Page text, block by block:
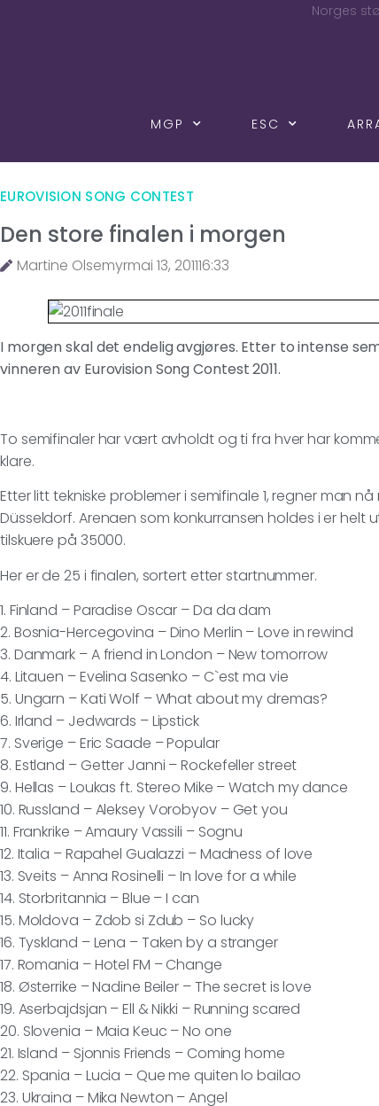
Norges
MGP ESC
EUROVISION SONG CONTEST
Den store finalen i morgen
Martine Olsemyrmai 13, 201116:33
I morgen skal det endelig avgjøres. Etter to intense
vinneren av Eurovision Song Contest 2011.
To semifinaler har vært avholdt og ti fra hver har
klare.
Etter litt tekniske problemer i semifinale 1, regner man
Düsseldorf. Arenaen som konkurransen holdes i er
tilskuere på 35000.
Her er de 25 i finalen, sortert etter startnummer.
1. Finland – Paradise Oscar – Da da dam
2. Bosnia-Hercegovina – Dino Merlin – Love in rewind
3. Danmark – A friend in London – New tomorrow
4. Litauen – Evelina Sasenko – C`est ma vie
5. Ungarn – Kati Wolf – What about my dremas?
6. Irland – Jedwards – Lipstick
7. Sverige – Eric Saade – Popular
8. Estland – Getter Janni – Rockefeller street
9. Hellas – Loukas ft. Stereo Mike – Watch my dance
10. Russland – Aleksey Vorobyov – Get you
11. Frankrike – Amaury Vassili – Sognu
12. Italia – Rapahel Gualazzi – Madness of love
13. Sveits – Anna Rosinelli – In love for a while
14. Storbritannia – Blue – I can
15. Moldova – Zdob si Zdub – So lucky
16. Tyskland – Lena – Taken by a stranger
17. Romania – Hotel FM – Change
18. Østerrike – Nadine Beiler – The secret is love
19. Aserbajdsjan – Ell & Nikki – Running scared
20. Slovenia – Maia Keuc – No one
21. Island – Sjonnis Friends – Coming home
22. Spania – Lucia – Que me quiten lo bailao
23. Ukraina – Mika Newton – Angel